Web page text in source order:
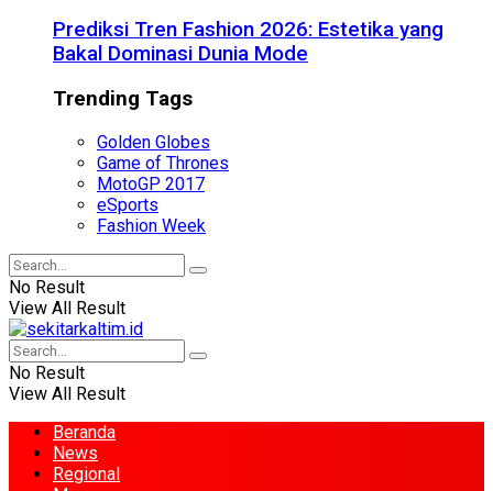
Prediksi Tren Fashion 2026: Estetika yang
Bakal Dominasi Dunia Mode
Trending Tags
Golden Globes
Game of Thrones
MotoGP 2017
eSports
Fashion Week
No Result
View All Result
No Result
View All Result
Beranda
News
Regional